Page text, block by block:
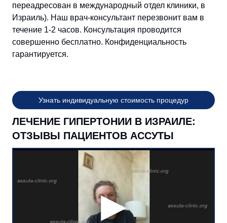
переадресован в международный отдел клиники, в
Израиль). Наш врач-консультант перезвонит вам в
течение 1-2 часов. Консультация проводится
совершенно бесплатно. Конфиденциальность
гарантируется.
Узнать индивидуальную стоимость процедур
ЛЕЧЕНИЕ ГИПЕРТОНИИ В ИЗРАИЛЕ:
ОТЗЫВЫ ПАЦИЕНТОВ АССУТЫ